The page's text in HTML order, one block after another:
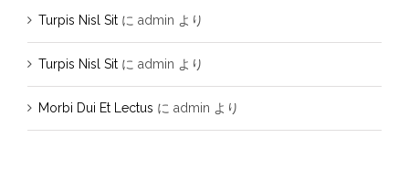
Turpis Nisl Sit に admin より
Turpis Nisl Sit に admin より
Morbi Dui Et Lectus に admin より